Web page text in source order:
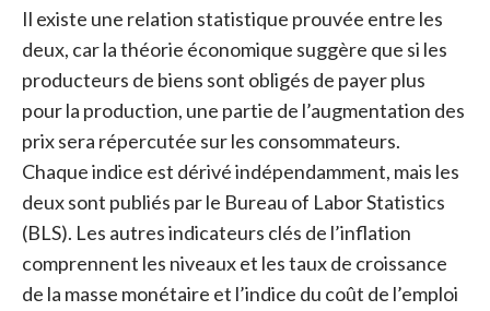
Il existe une relation statistique prouvée entre les
deux, car la théorie économique suggère que si les
producteurs de biens sont obligés de payer plus
pour la production, une partie de l’augmentation des
prix sera répercutée sur les consommateurs.
Chaque indice est dérivé indépendamment, mais les
deux sont publiés par le Bureau of Labor Statistics
(BLS). Les autres indicateurs clés de l’inflation
comprennent les niveaux et les taux de croissance
de la masse monétaire et l’indice du coût de l’emploi